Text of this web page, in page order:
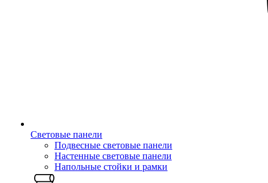
Световые панели
Подвесные световые панели
Настенные световые панели
Напольные стойки и рамки